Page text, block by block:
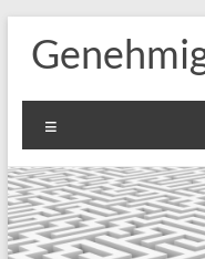
Inhalt
springen